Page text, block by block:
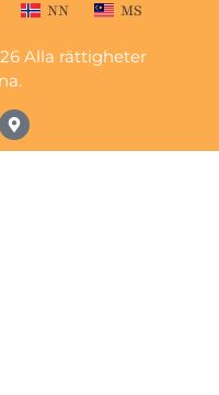
NN MS
Alla rättigheter